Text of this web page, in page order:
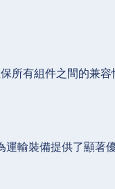
所有組件之間的兼容
輸裝備提供了顯著優